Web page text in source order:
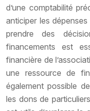
d’une comptabilité
anticiper les
prendre des
financements est
financière de
une ressource de
également possible
les dons de